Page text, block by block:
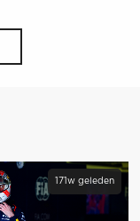
171w geleden